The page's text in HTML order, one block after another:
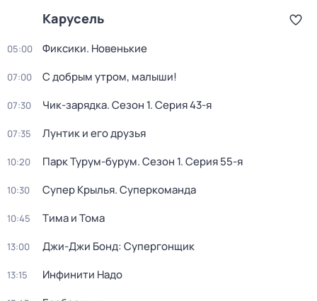
Карусель
05:00 Фиксики. Новенькие
07:00 С добрым утром, малыши!
07:30 Чик-зарядка. Сезон 1. Серия 43-я
07:35 Лунтик и его друзья
10:20 Парк Турум-бурум. Сезон 1. Серия 55-я
10:30 Супер Крылья. Суперкоманда
10:45 Тима и Тома
13:00 Джи-Джи Бонд: Супергонщик
13:15 Инфинити Надо